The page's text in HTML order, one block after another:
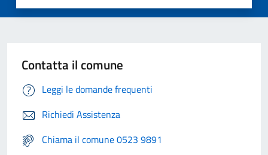
Contatta il comune
Leggi le domande frequenti
Richiedi Assistenza
Chiama il comune 0523 9891